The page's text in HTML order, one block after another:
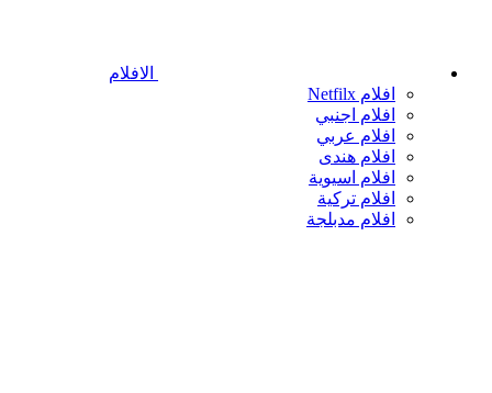
الافلام
افلام Netfilx
افلام اجنبي
افلام عربي
افلام هندى
افلام اسيوية
افلام تركية
افلام مدبلجة